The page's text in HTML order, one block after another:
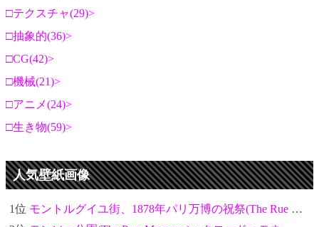
テクスチャ(29)
抽象的(36)
CG(42)
機械(21)
アニメ(24)
生き物(59)
人気壁紙画像
1位 モントルグイユ街、1878年パリ万博の祝祭(The Rue Montorgueil in Paris. Celebration of June 30, 1878)：クロード・モネ